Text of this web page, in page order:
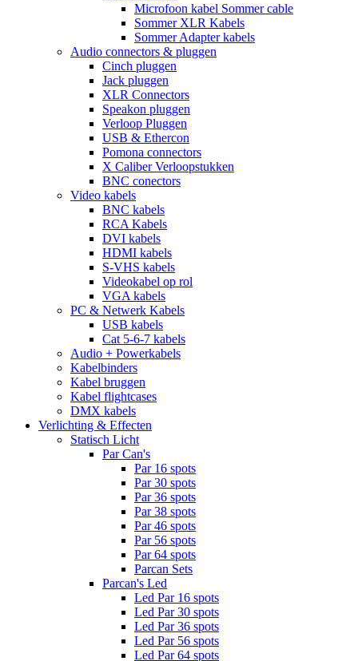
Microfoon kabel Sommer cable
Sommer XLR Kabels
Sommer Adapter kabels
Audio connectors & pluggen
Cinch pluggen
Jack pluggen
XLR Connectors
Speakon pluggen
Verloop Pluggen
USB & Ethercon
Pomona connectors
X Caliber Verloopstukken
BNC conectors
Video kabels
BNC kabels
RCA Kabels
DVI kabels
HDMI kabels
S-VHS kabels
Videokabel op rol
VGA kabels
PC & Netwerk Kabels
USB kabels
Cat 5-6-7 kabels
Audio + Powerkabels
Kabelbinders
Kabel bruggen
Kabel flightcases
DMX kabels
Verlichting & Effecten
Statisch Licht
Par Can's
Par 16 spots
Par 30 spots
Par 36 spots
Par 38 spots
Par 46 spots
Par 56 spots
Par 64 spots
Parcan Sets
Parcan's Led
Led Par 16 spots
Led Par 30 spots
Led Par 36 spots
Led Par 56 spots
Led Par 64 spots